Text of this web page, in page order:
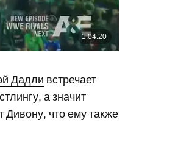
Дадли встречает
а значит
Дивону, что ему также